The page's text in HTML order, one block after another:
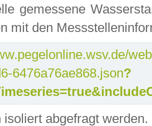
gemessene
mit den
6476a76ae868.json?
isoliert abgefragt werden.